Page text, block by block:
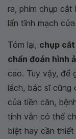
ra, phim chụp
lấn tĩnh mạch
Tóm lại, chụp
chẩn đoán hình
cao. Tuy vậy, để
lách, bác sĩ cũng
của tiền căn,
tính vẫn có thể
biệt hay cần